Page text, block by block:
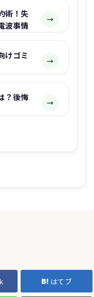
術！失
波事情
→
けゴミ
→
？後悔
→
はてブ